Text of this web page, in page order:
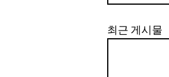
최근 게시물